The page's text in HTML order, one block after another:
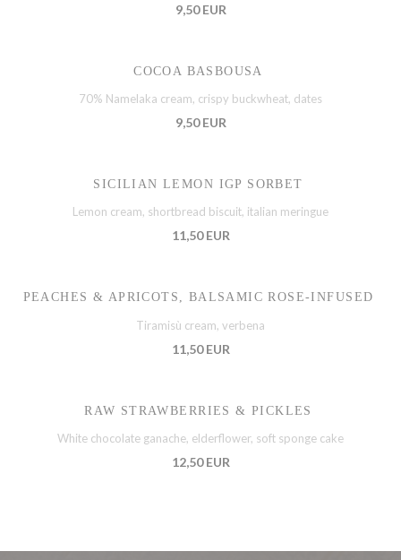
9,50 EUR
COCOA BASBOUSA
70% Namelaka cream, crispy buckwheat, dates
9,50 EUR
SICILIAN LEMON IGP SORBET
Lemon cream, shortbread biscuit, italian meringue
11,50 EUR
PEACHES & APRICOTS, BALSAMIC ROSE-INFUSED
Tiramisù cream, verbena
11,50 EUR
RAW STRAWBERRIES & PICKLES
White chocolate ganache, elderflower, soft sponge cake
12,50 EUR